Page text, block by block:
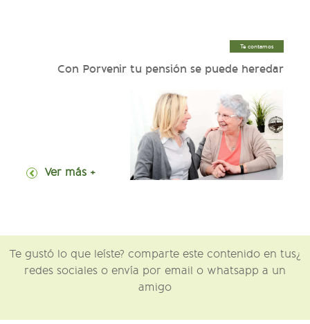
Te contamos
Con Porvenir tu pensión se puede heredar
+ Ver más
¿Te gustó lo que leíste? comparte este contenido en tus
redes sociales o envía por email o whatsapp a un
amigo